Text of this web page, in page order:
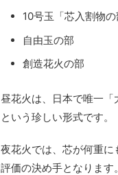
10号玉「芯入割物の
自由玉の部
創造花火の部
昼花火は、日本で唯一
という珍しい形式です。
夜花火では、芯が何重
評価の決め手となります。